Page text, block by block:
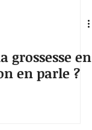
grossesse en
en parle ?